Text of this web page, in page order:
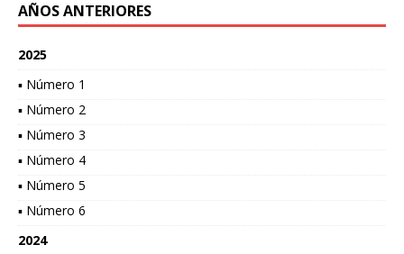
AÑOS ANTERIORES
2025
▪ Número 1
▪ Número 2
▪ Número 3
▪ Número 4
▪ Número 5
▪ Número 6
2024